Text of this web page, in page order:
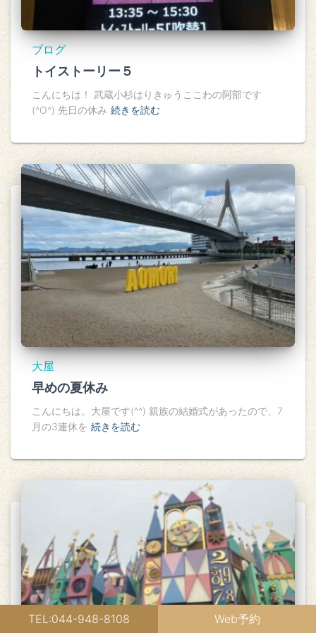
TEL:044-948-8108 Web予約
ブログ
トイストーリー５
こんにちは！ 武蔵小杉はりきゅうここわの阿部です
(^O^) 先日の休み 続きを読む
大屋
早めの夏休み
こんにちは。大屋です(^^) 親族の結婚式があったので、7
月の3連休を 続きを読む